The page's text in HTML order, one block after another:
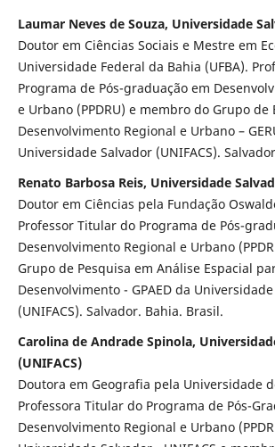
Laumar Neves de Souza, Universidade
Doutor em Ciências Sociais e Mestre em
Universidade Federal da Bahia (UFBA).
Programa de Pós-graduação em
e Urbano (PPDRU) e membro do Grupo de
Desenvolvimento Regional e Urbano –
Universidade Salvador (UNIFACS).
Renato Barbosa Reis, Universidade
Doutor em Ciências pela Fundação
Professor Titular do Programa de Pós-
Desenvolvimento Regional e Urbano
Grupo de Pesquisa em Análise Espacial
Desenvolvimento - GPAED da
(UNIFACS). Salvador. Bahia. Brasil.
Carolina de Andrade Spinola,
(UNIFACS)
Doutora em Geografia pela Universidade
Professora Titular do Programa de Pós-
Desenvolvimento Regional e Urbano